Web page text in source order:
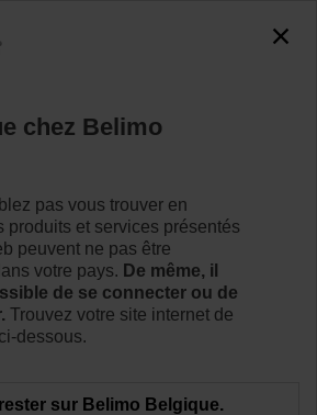
accessing the absolute URL
be/fr_FR/~mgnlArea=cookies~".
be/fr_FR/~mgnlArea=cookies~
de registre pour clapet de
dans un design compact et un
grande efficacité énergétique. Les
de désenfumage Belimo sont
chez Belimo
pas vous trouver en
produits et services présentés
peuvent ne pas être
votre pays. De même, il
de se connecter ou de
Trouvez votre site internet de
dessous.
sur Belimo Belgique.